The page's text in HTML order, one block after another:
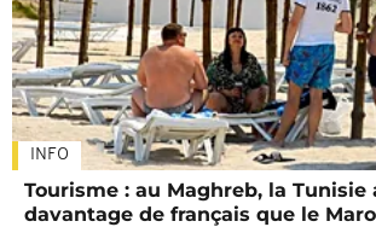
INFO
Tourisme : au Maghreb, la Tunisie
davantage de français que le